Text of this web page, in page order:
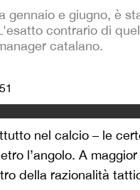
gennaio e giugno, è
contrario di
catalano.
nel calcio – le
l’angolo. A
della razionalità